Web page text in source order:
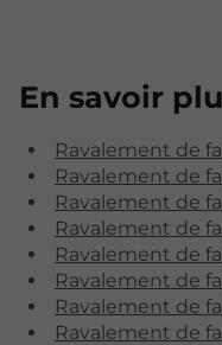
En savoir
Ravalement de
Ravalement de
Ravalement de
Ravalement de
Ravalement de
Ravalement de
Ravalement de
Ravalement de